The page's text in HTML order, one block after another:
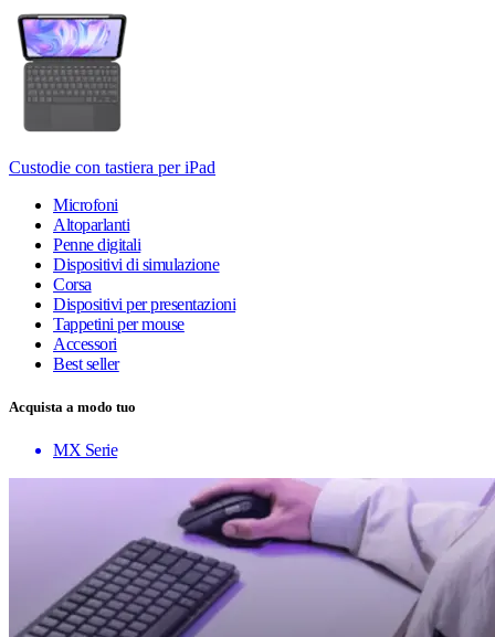
Custodie con tastiera per iPad
Microfoni
Altoparlanti
Penne digitali
Dispositivi di simulazione
Corsa
Dispositivi per presentazioni
Tappetini per mouse
Accessori
Best seller
Acquista a modo tuo
MX Serie